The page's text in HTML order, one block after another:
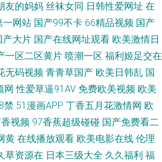
友的妈妈 丝袜女同 日韩性爱网址 在
一网站 国产99不卡 66精品视频 国产
产大片 国产在线网址观看 欧美激情日
一区二区黄片 喷潮一区 福利姬足交在
无码视频 青青草国产 欧美日韩乱 国
网 性爱草逼91AV 免费欧美视频 欧美
禁 51漫画APP 丁香五月花激情网 欧
视频 97香蕉超级碰碰 国产免费看二
黄 在线播放观看 欧美电影在线 伦理
草资源在 日本三级大全 久久福利 福